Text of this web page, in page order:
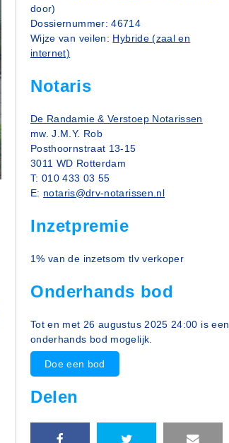
door)
Dossiernummer: 46714
Wijze van veilen: Hybride (zaal en
internet)
Notaris
De Randamie & Verstoep Notarissen
mw. J.M.Y. Rob
Posthoornstraat 13-15
3011 WD Rotterdam
T: 010 433 03 55
E: notaris@drv-notarissen.nl
Inzetpremie
1% van de inzetsom tlv verkoper
Onderhands bod
Tot en met 26 augustus 2025 24:00 is een
onderhands bod mogelijk.
Doe een bod
Delen